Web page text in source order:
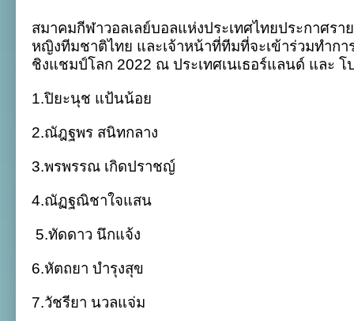
ยาง
เผย
ชื่อ
นัก
สมาคมกีฬาวอลเลย์บอลแห่งประเทศไทยประกาศร
หญิงทีมชาติไทย และเจ้าหน้าที่ทีมที่จะเข้าร่วมทำก
ชิงแชมป์โลก 2022 ณ ประเทศเนเธอร์แลนด์ และ
1.ปิยะนุช แป้นน้อย
2.ณัฎฐพร สนิทกลาง
3.พรพรรณ เกิดปราชญ์
4.ณัฏฐณิชาใจแสน
5.ทัดดาว นึกแจ้ง
6.หัตถยา บำรุงสุข
7.วัชรียา นวลแจ่ม